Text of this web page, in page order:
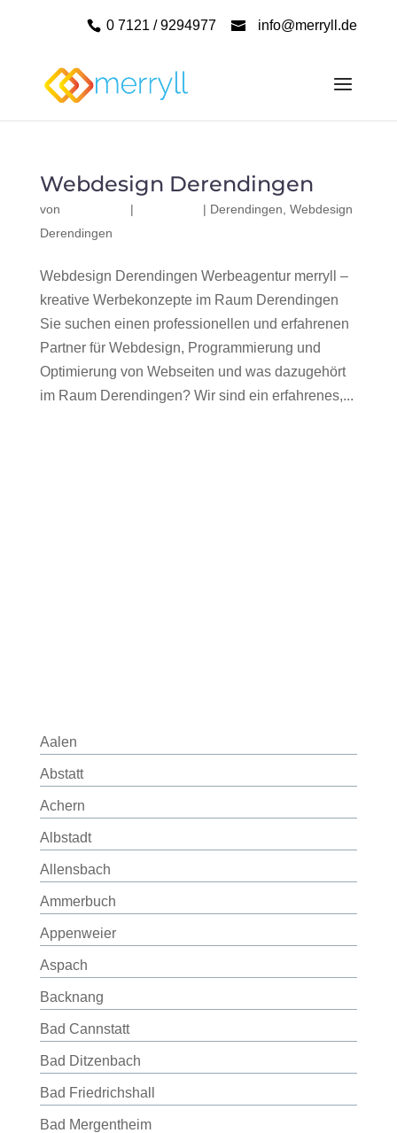
0 7121 / 9294977 info@merryll.de
Webdesign Derendingen
von | | Derendingen Webdesign
Derendingen
Webdesign Derendingen Werbeagentur merryll –
kreative Werbekonzepte im Raum Derendingen
Sie suchen einen professionellen und erfahrenen
Partner für Webdesign, Programmierung und
Optimierung von Webseiten und was dazugehört
im Raum Derendingen? Wir sind ein erfahrenes,...
Aalen
Abstatt
Achern
Albstadt
Allensbach
Ammerbuch
Appenweier
Aspach
Backnang
Bad Cannstatt
Bad Ditzenbach
Bad Friedrichshall
Bad Mergentheim